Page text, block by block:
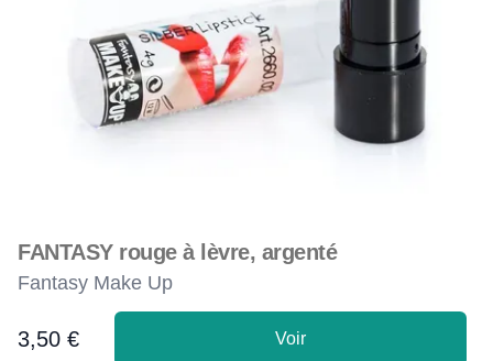
FANTASY rouge à lèvre, argenté
Fantasy Make Up
Product information
3,50 € Voir